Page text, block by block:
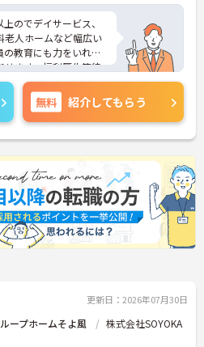
のでデイサービス、
老人ホームなど幅広い
教育にも力をいれて
せます。福利厚生等待
興味のある方には、面
細をお話しいたしま
！
無料 紹介してもらう
更新日：2026年07月30日
ープホームそよ風
株式会社SOYOKA